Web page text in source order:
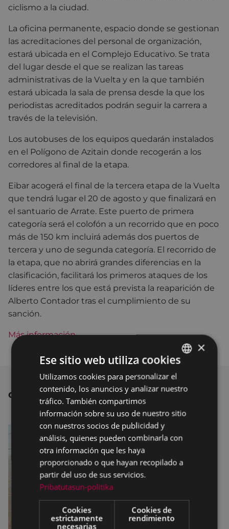
ciclismo a la ciudad.
La oficina permanente, espacio donde se gestionan
las acreditaciones del personal de organización,
estará ubicada en el Complejo Educativo. Se trata
del lugar desde el que se realizan las tareas
administrativas de la Vuelta y en la que también
estará ubicada la sala de prensa desde la que los
periodistas acreditados podrán seguir la carrera a
través de la televisión.
Los autobuses de los equipos quedarán instalados
en el Polígono de Azitain donde recogerán a los
corredores al final de la etapa.
Eibar acogerá el final de la tercera etapa de la Vuelta
que tendrá lugar el 20 de agosto y que finalizará en
el santuario de Arrate. Este puerto de primera
categoría será el colofón a un recorrido que en poco
más de 150 km incluirá además dos puertos de
tercera y uno de segunda categoría. El recorrido de
la etapa, que no abrirá grandes diferencias en la
clasificación, facilitará los primeros ataques de los
líderes entre los que está prevista la reaparición de
Alberto Contador tras el cumplimiento de su
sanción.
Más información.
OTRAS NOTICIAS
BASQUE
SPANISH
×
Ese sitio web utiliza cookies
Utilizamos cookies para personalizar el
contenido, los anuncios y analizar nuestro
tráfico. También compartimos
información sobre su uso de nuestro sitio
con nuestros socios de publicidad y
análisis, quienes pueden combinarla con
otra información que les haya
proporcionado o que hayan recopilado a
partir del uso de sus servicios.
Pribatutasun-politika
Cookies
estrictamente
necesarias
Cookies de
rendimiento